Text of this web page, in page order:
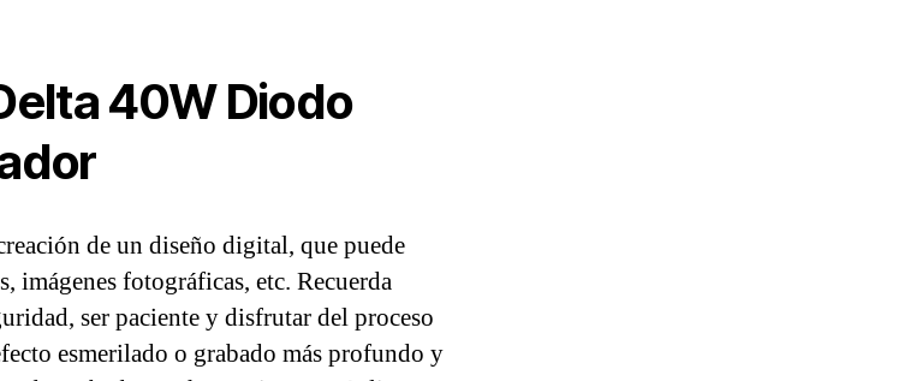
40W Diodo
de un diseño digital, que puede
fotográficas, etc. Recuerda
ser paciente y disfrutar del proceso
esmerilado o grabado más profundo y